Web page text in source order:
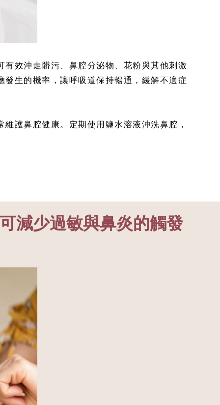
效沖走髒污、鼻腔分泌物、花粉與其他刺激
生的機率，讓呼吸道保持暢通，緩解不適症
護鼻腔健康。定期使用鹽水溶液沖洗鼻腔，
減少過敏與鼻炎的觸發